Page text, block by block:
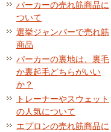
パーカーの売れ筋商品に
ついて
選挙ジャンパーで売れ筋
商品
パーカーの裏地は、裏毛
か裏起毛どちらがいい
か？
トレーナーやスウェット
の人気について
エプロンの売れ筋商品に